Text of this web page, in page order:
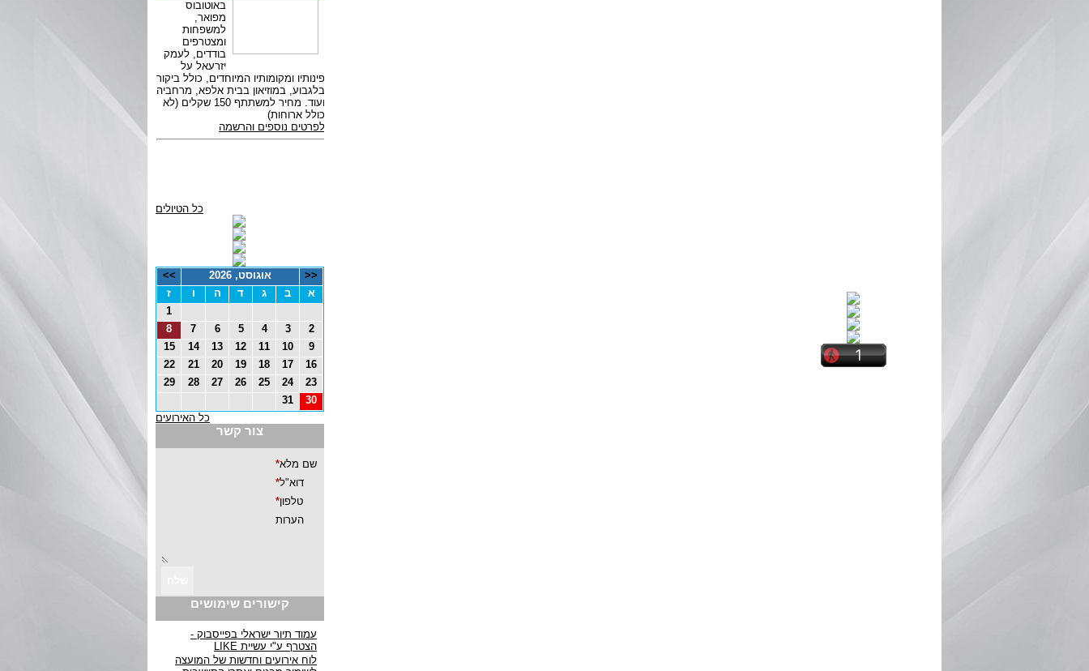
כל הטיולים
<< אוגוסט, 2026
>>
א
ב ג ד ה ו
ז
1
2
3
4
5
6
7
8
9
10
11
12
13
14
15
16
17
18
19
20
21
22
23
24
25
26
27
28
29
30
31
כל האירועים
צור קשר
קישורים שימושים
עמוד תיור ישראלי בפייסבוק -
הצטרף ע"י עשיית LIKE
לוח אירועים וחדשות של המועצה